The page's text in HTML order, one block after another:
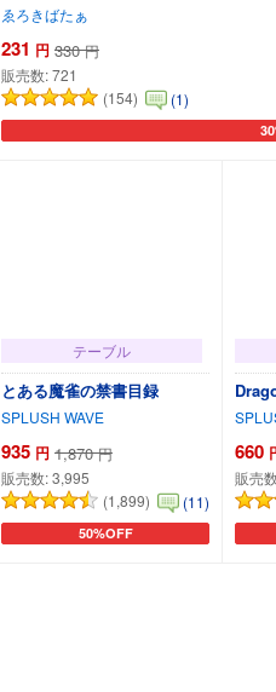
ゑろきばたぁ
231 円 330 円
販売数:721
(154)
(1)
カ
テーブル
とある魔雀の禁書目録
SPLUSH WAVE
935 円 1,870 円
販売数:3,995
(1,899)
(11)
50%OFF
カートに追加
660
販売